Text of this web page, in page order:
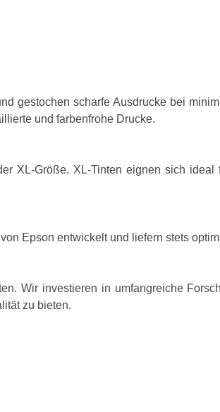
gestochen scharfe Ausdrucke bei
und farbenfrohe Drucke.
XL-Größe. XL-Tinten eignen sich
Epson entwickelt und liefern stets
Wir investieren in umfangreiche
zu bieten.